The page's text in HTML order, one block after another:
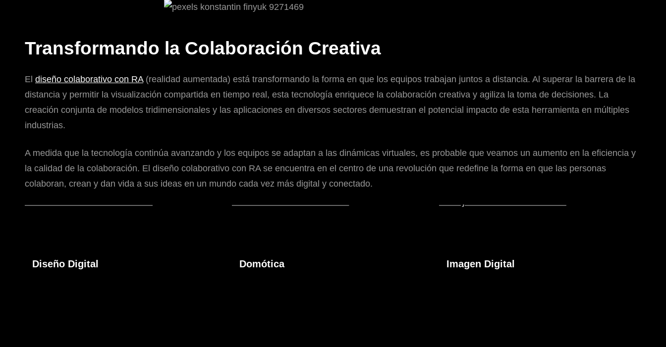
Transformando la Colaboración Creativa
El diseño colaborativo con RA(realidad aumentada) está transformando la forma en que los equipos trabajan juntos a distancia. Al superar la barrera de la
distancia y permitir la visualización compartida en tiempo real, esta tecnología enriquece la colaboración creativa y agiliza la toma de decisiones. La
creación conjunta de modelos tridimensionales y las aplicaciones en diversos sectores demuestran el potencial impacto de esta herramienta en múltiples
industrias.
A medida que la tecnología continúa avanzando y los equipos se adaptan a las dinámicas virtuales, es probable que veamos un aumento en la eficiencia y
la calidad de la colaboración. El diseño colaborativo con RA se encuentra en el centro de una revolución que redefine la forma en que las personas
colaboran, crean y dan vida a sus ideas en un mundo cada vez más digital y conectado.
Diseño Digital Domótica Imagen Digital